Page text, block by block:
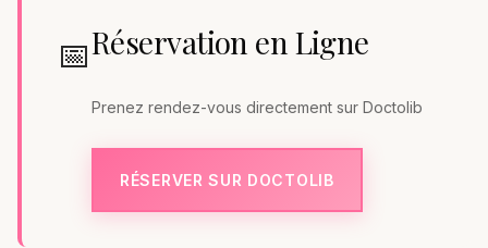
📅Réservation en Ligne
Prenez rendez-vous directement sur Doctolib
RÉSERVER SUR DOCTOLIB